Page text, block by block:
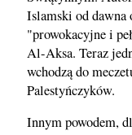
Islamski od
"prowokacyjne i
Al-Aksa. Teraz
wchodzą do
Palestyńczyków.
Innym powodem,